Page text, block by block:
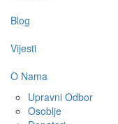
Blog
Vijesti
O Nama
Upravni Odbor
Osoblje